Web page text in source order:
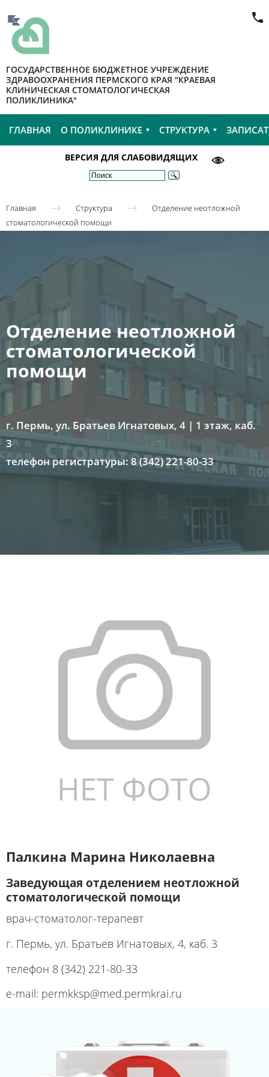
ГОСУДАРСТВЕННОЕ БЮДЖЕТНОЕ УЧРЕЖДЕНИЕ
ЗДРАВООХРАНЕНИЯ ПЕРМСКОГО КРАЯ "КРАЕВАЯ
КЛИНИЧЕСКАЯ СТОМАТОЛОГИЧЕСКАЯ
ПОЛИКЛИНИКА"
ГЛАВНАЯ О ПОЛИКЛИНИКЕ СТРУКТУРА
ВЕРСИЯ ДЛЯ СЛАБОВИДЯЩИХ
Главная Структура
Отделение неотложной
стоматологической помощи
Отделение неотложной
стоматологической
помощи
г. Пермь, ул. Братьев Игнатовых, 4 | 1 этаж, каб.
3
телефон регистратуры: 8 (342) 221-80-33
Палкина Марина Николаевна
Заведующая отделением неотложной
стоматологической помощи
врач-стоматолог-терапевт
г. Пермь, ул. Братьев Игнатовых, 4, каб. 3
телефон 8 (342) 221-80-33
e-mail: permkksp@med.permkrai.ru